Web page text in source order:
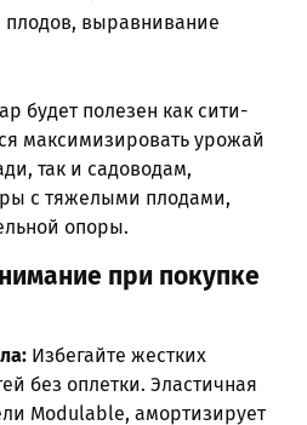
выравнивание
будет полезен как сити-
максимизировать урожай
так и садоводам,
с тяжелыми плодами,
опоры.
при покупке
Избегайте жестких
без оплетки. Эластичная
Modulable, амортизирует